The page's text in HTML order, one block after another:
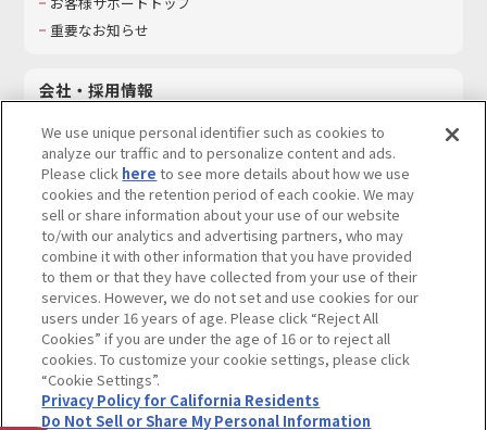
重要なお知らせ
会社・採用情報
採用情報
サステナビリティ
お問い合わせ
ウェブサイトご利用条件 ソーシャルメディアポリシー
個人情報及び特定個人情報等の取り扱いに関する保護方針
Do Not Sell or Share My Personal Information著作権・商標について
カスタマーハラスメントに対する基本的な対応方針
We use unique personal identifier such as cookies to
analyze our traffic and to personalize content and ads.
Please click here to see more details about how we use
cookies and the retention period of each cookie. We may
sell or share information about your use of our website
to/with our analytics and advertising partners, who may
combine it with other information that you have provided
to them or that they have collected from your use of their
services. However, we do not set and use cookies for our
users under 16 years of age. Please click “Reject All
Cookies” if you are under the age of 16 or to reject all
cookies. To customize your cookie settings, please click
“Cookie Settings”.
Privacy Policy for California Residents
Do Not Sell or Share My Personal Information